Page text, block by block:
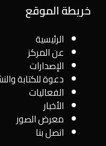
خريطة الموقع
الرئيسية
عن المركز
الإصدارات
دعوة للكتابة
الفعاليات
الأخبار
معرض الصور
اتصل بنا